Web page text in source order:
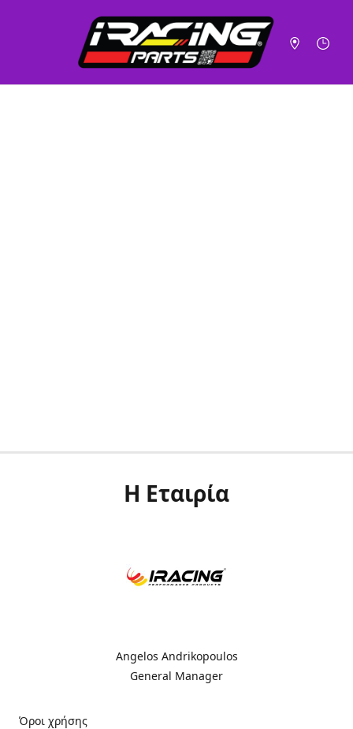
Η Εταιρία
Angelos Andrikopoulos
General Manager
Όροι χρήσης